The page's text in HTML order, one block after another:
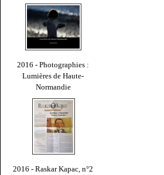
2016 - Photographies :
Lumières de Haute-
Normandie
2016 - Raskar Kapac, n°2